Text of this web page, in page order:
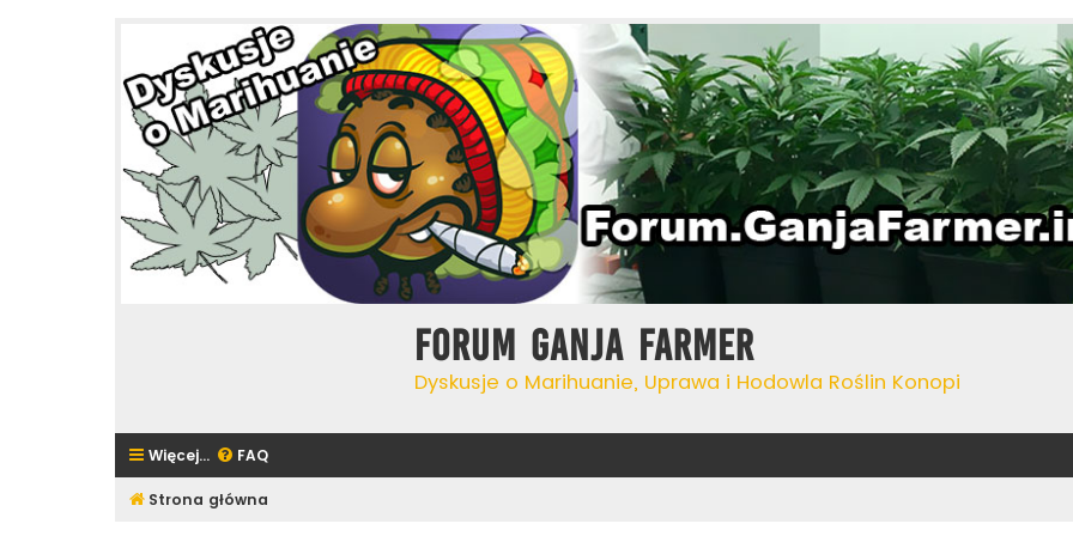
Forum Ganja Farmer
Dyskusje o Marihuanie, Uprawa i Hodowla Roślin Konopi
Więcej… FAQ
Strona główna